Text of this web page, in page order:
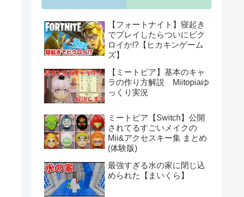
【フォートナイト】寝起き
でプレイしたらついにビク
ロイか!?【ヒカキンゲーム
ズ】
【ミートピア】基本のキャ
ラの作り方解説 Miitopiaゆ
っくり実況
ミートピア【Switch】公開
されてるすごいメイクの
Mii&アクセスキー集 まとめ
(体験版)
最強すぎる水の家に閉じ込
められた【まいくら】